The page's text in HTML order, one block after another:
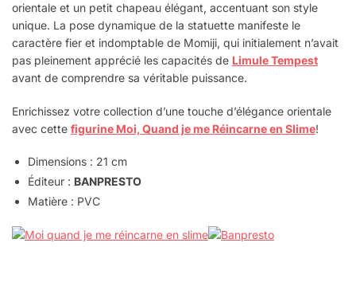
orientale et un petit chapeau élégant, accentuant son style
unique. La pose dynamique de la statuette manifeste le
caractère fier et indomptable de Momiji, qui initialement n’avait
pas pleinement apprécié les capacités de Limule Tempest
avant de comprendre sa véritable puissance.
Enrichissez votre collection d’une touche d’élégance orientale
avec cette figurine Moi, Quand je me Réincarne en Slime!
Dimensions : 21 cm
Éditeur : BANPRESTO
Matière : PVC